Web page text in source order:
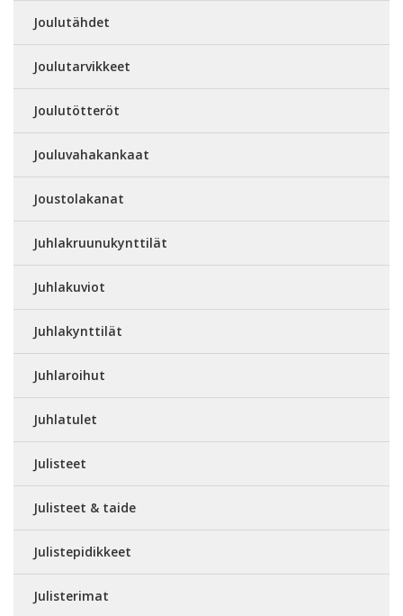
Joulutähdet
Joulutarvikkeet
Joulutötteröt
Jouluvahakankaat
Joustolakanat
Juhlakruunukynttilät
Juhlakuviot
Juhlakynttilät
Juhlaroihut
Juhlatulet
Julisteet
Julisteet & taide
Julistepidikkeet
Julisterimat